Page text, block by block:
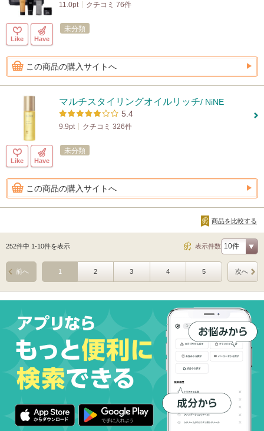
11.0pt クチコミ 76件
Like Have
未分類
この商品の購入サイトへ
マルチスタイリングオイルリッチ/ NiNE
5.4
9.9pt クチコミ 326件
Like Have
未分類
この商品の購入サイトへ
商品を比較する
252件中 1-10件を表示 表示件数
1 2 3 4 5
前へ 次へ